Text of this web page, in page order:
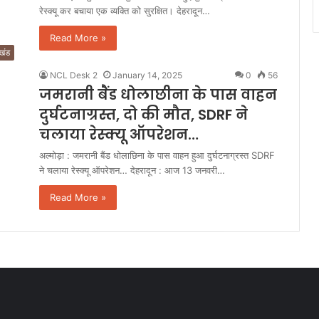
रेस्क्यू कर बचाया एक व्यक्ति को सुरक्षित। देहरादून…
Read More »
NCL Desk 2 January 14, 2025 0 56
जमरानी बैंड धोलाछीना के पास वाहन
दुर्घटनाग्रस्त, दो की मौत, SDRF ने
चलाया रेस्क्यू ऑपरेशन…
अल्मोड़ा : जमरानी बैंड धोलाछिना के पास वाहन हुआ दुर्घटनाग्रस्त SDRF
ने चलाया रेस्क्यू ऑपरेशन… देहरादून : आज 13 जनवरी…
Read More »